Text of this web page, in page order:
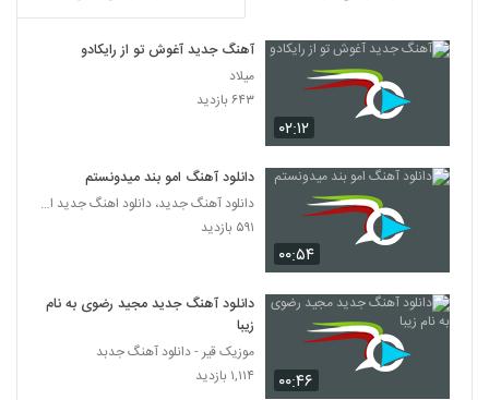
دانلود آهنگ حمزه جهانشیری بی قراری
3930
۶۸۹ بازدید
3931
آهنگ بابک مدبر بنام تراژدی بارون
۴۳۴ بازدید
Bani Faghat Boro)
۵۵۶ بازدید
۰۲:۱۲
آهنگ جدید آغوش تو از رایکادو
میلاد
۶۴۳ بازدید
۰۰:۵۴
دانلود آهنگ امو بند میدونستم
دانلود آهنگ جدید، دانلود اهنگ جدید ایرانی
۵۹۱ بازدید
۰۰:۴۶
دانلود آهنگ جدید مجید رضوی به نام
زیبا
موزیک قیر - دانلود آهنگ جدبد
۱,۱۱۴ بازدید